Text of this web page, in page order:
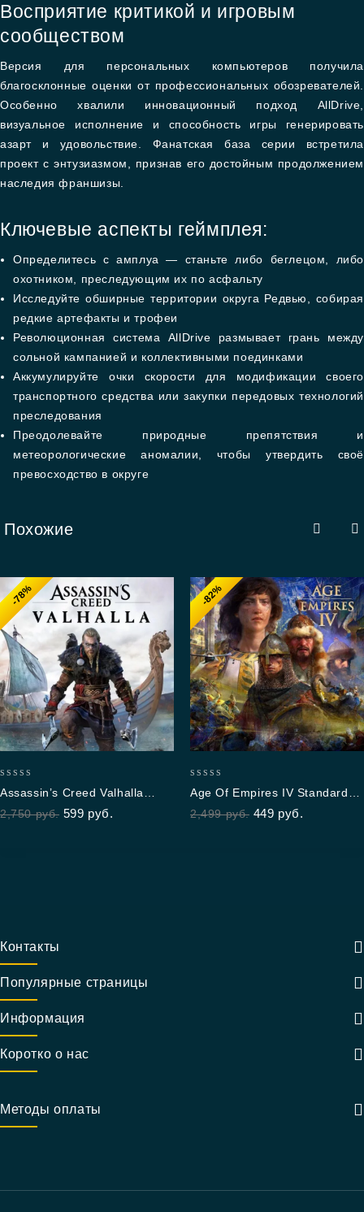
Восприятие критикой и игровым
сообществом
Версия для персональных компьютеров получила
благосклонные оценки от профессиональных обозревателей.
Особенно хвалили инновационный подход AllDrive,
визуальное исполнение и способность игры генерировать
азарт и удовольствие. Фанатская база серии встретила
проект с энтузиазмом, признав его достойным продолжением
наследия франшизы.
Ключевые аспекты геймплея:
Определитесь с амплуа — станьте либо беглецом, либо
охотником, преследующим их по асфальту
Исследуйте обширные территории округа Редвью, собирая
редкие артефакты и трофеи
Революционная система AllDrive размывает грань между
сольной кампанией и коллективными поединками
Аккумулируйте очки скорости для модификации своего
транспортного средства или закупки передовых технологий
преследования
Преодолевайте природные препятствия и
метеорологические аномалии, чтобы утвердить своё
превосходство в округе
Похожие
-78%
out
of
Assassin’s Creed Valhalla
Standard Edition
2,750руб. 599 руб.
-82%
out
of
Age Of Empires IV Standard
Edition
2,499руб. 449 руб.
Контакты
Популярные страницы
Информация
Коротко о нас
Методы оплаты